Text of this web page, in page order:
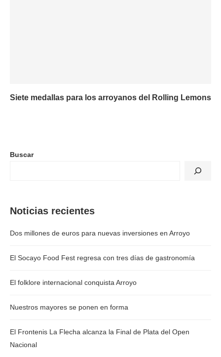
Siete medallas para los arroyanos del Rolling Lemons
Buscar
Noticias recientes
Dos millones de euros para nuevas inversiones en Arroyo
El Socayo Food Fest regresa con tres días de gastronomía
El folklore internacional conquista Arroyo
Nuestros mayores se ponen en forma
El Frontenis La Flecha alcanza la Final de Plata del Open
Nacional